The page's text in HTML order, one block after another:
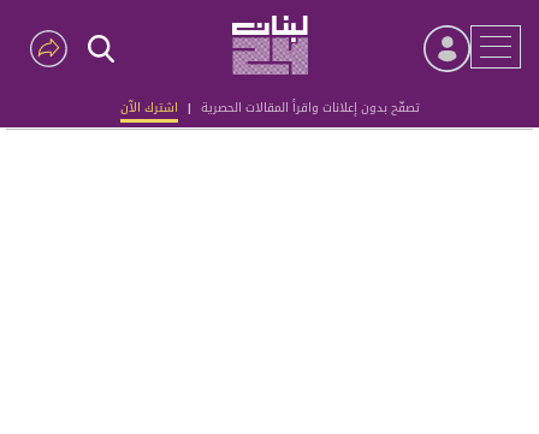
تصفّح بدون إعلانات واقرأ المقالات الحصرية | اشترك الآن
Advertisement